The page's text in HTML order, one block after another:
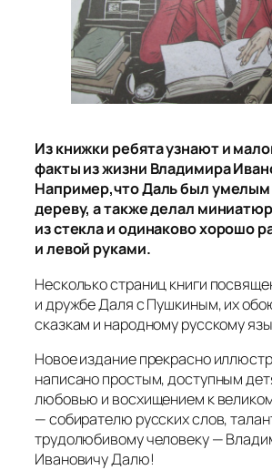
Из книжки ребята узнают и
факты из жизни Владимира
Например,что Даль был умелым
дереву, а также делал
из стекла и одинаково хорошо
и левой руками.
Несколько страниц книги
и дружбе Даля с Пушкиным, их
сказкам и народному русскому
Новое издание прекрасно
написано простым, доступным
любовью и восхищением к
— собирателю русских слов,
трудолюбивому человеку —
Ивановичу Далю!